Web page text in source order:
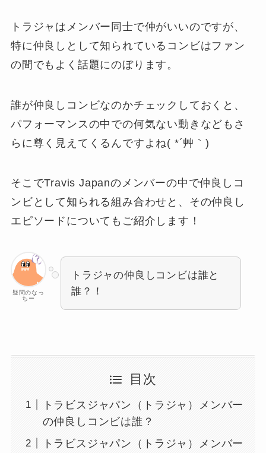
トラジャはメンバー同士で仲がいいのですが、
特に仲良しとして知られているコンビはファン
の間でもよく話題にのぼります。
誰が仲良しコンビなのかチェックしておくと、
パフォーマンスの中での何気ない動きなどもさ
らに尊く見えてくるんですよね( *´艸｀)
そこでTravis Japanのメンバーの中で仲良しコ
ンビとして知られる組み合わせと、その仲良し
エピソードについてもご紹介します！
疑問のなっ
ちー
トラジャの仲良しコンビは誰と
誰？！
目次
トラビスジャパン（トラジャ）メンバー
の仲良しコンビは誰？
トラビスジャパン（トラジャ）メンバー